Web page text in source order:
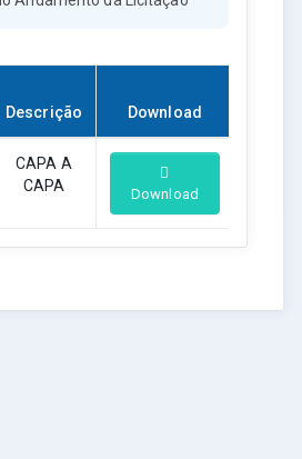
Descrição Download
CAPA A
CAPA
Download